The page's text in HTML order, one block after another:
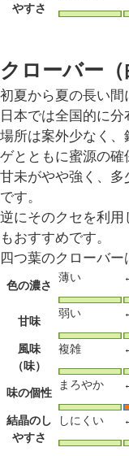
やすさ
クローバー
初夏から夏の長い間
日本では全国的に
場所は案外少なく
ゲとともに蜜源の確
甘未がやや強く、
です。
逆にそのクセを利
もおすすめです。
四つ葉のクローバー
色の濃さ
薄い
甘味
弱い
風味
（味）
複雑
味の個性
まろやか
結晶のし
やすさ
しにくい